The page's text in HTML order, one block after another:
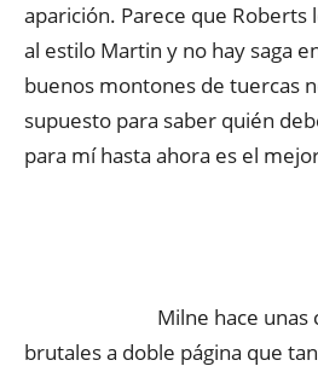
aparición. Parece que Roberts
al estilo Martin y no hay saga
buenos montones de tuercas
supuesto para saber quién
para mí hasta ahora es el
Milne hace unas
brutales a doble página que